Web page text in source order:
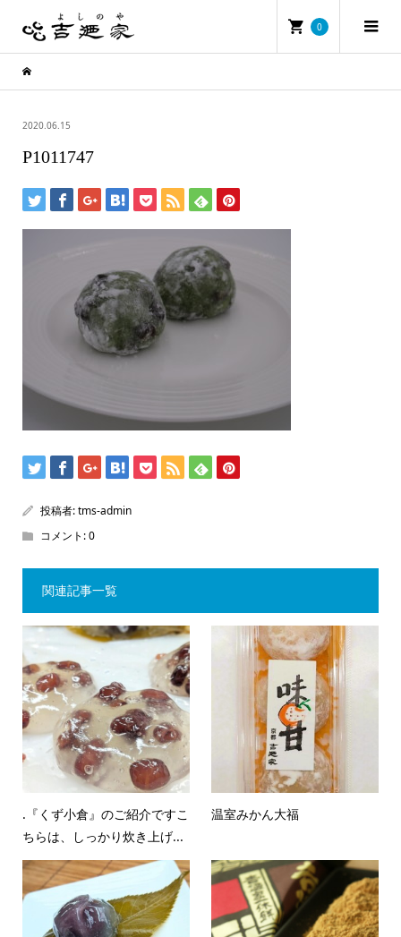
0
2020.06.15
P1011747
投稿者:tms-admin
コメント:0
関連記事一覧
.『くず小倉』のご紹介ですこ
ちらは、しっかり炊き上げ...
温室みかん大福